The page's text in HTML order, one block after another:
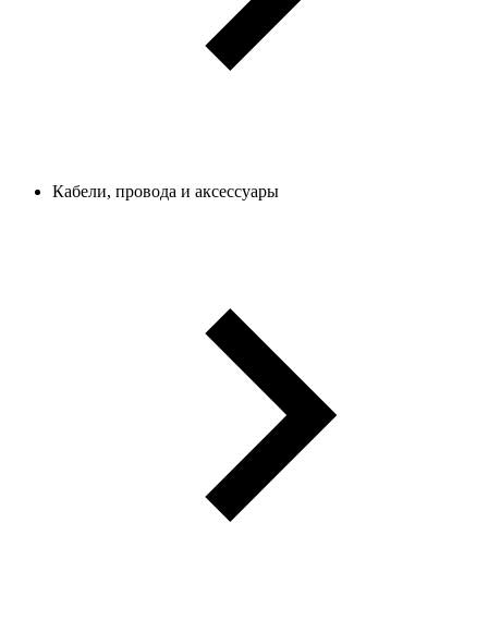
Кабели, провода и аксессуары